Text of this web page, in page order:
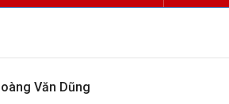
Văn Dũng